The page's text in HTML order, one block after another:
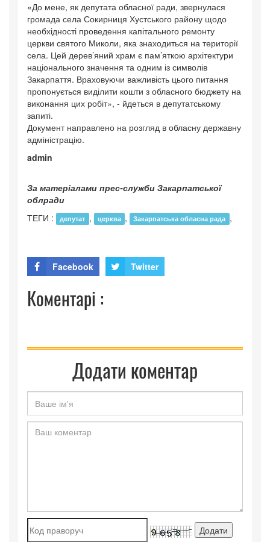
«До мене, як депутата обласної ради, звернулася
громада села Сокирниця Хустського району щодо
необхідності проведення капітального ремонту
церкви святого Миколи, яка знаходиться на території
села. Цей дерев’яний храм є пам’яткою архітектури
національного значення та одним із символів
Закарпаття. Враховуючи важливість цього питання
пропонується виділити кошти з обласного бюджету на
виконання цих робіт», - йдеться в депутатському
запиті.
Документ направлено на розгляд в обласну державну
адміністрацію.
admin
За матеріалами прес-служби Закарпатської
облради
ТЕГИ :
депутат , церква , Закарпатська обласна рада ,
Facebook Twitter
Коментарі :
Додати коментар